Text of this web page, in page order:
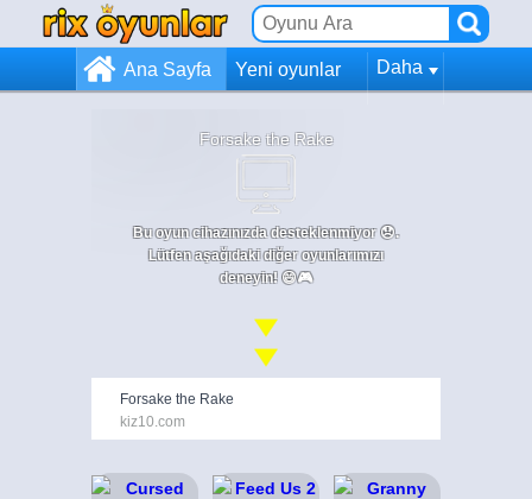
Ana Sayfa Yeni oyunlar Daha
Forsake the Rake
Bu oyun cihazınızda desteklenmiyor 😞.
Lütfen aşağıdaki diğer oyunlarımızı
deneyin! 😄🎮
Forsake the Rake
kiz10.com